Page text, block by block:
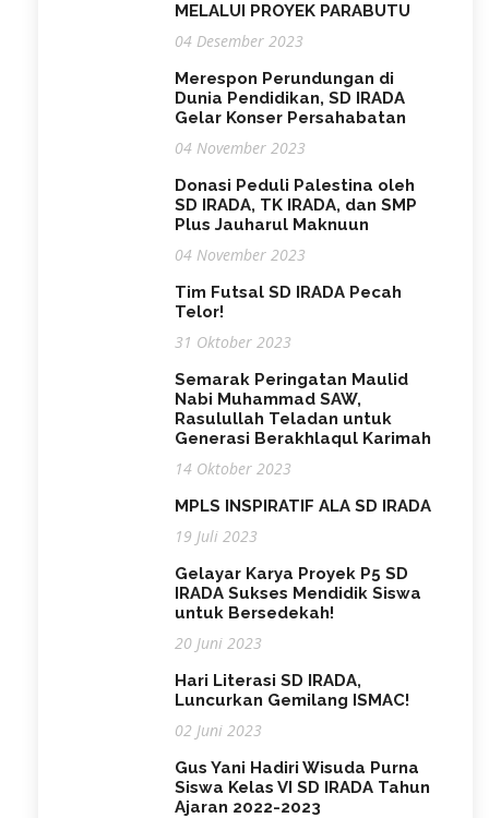
MELALUI PROYEK PARABUTU
04 Desember 2023
Merespon Perundungan di
Dunia Pendidikan, SD IRADA
Gelar Konser Persahabatan
04 November 2023
Donasi Peduli Palestina oleh
SD IRADA, TK IRADA, dan SMP
Plus Jauharul Maknuun
04 November 2023
Tim Futsal SD IRADA Pecah
Telor!
31 Oktober 2023
Semarak Peringatan Maulid
Nabi Muhammad SAW,
Rasulullah Teladan untuk
Generasi Berakhlaqul Karimah
14 Oktober 2023
MPLS INSPIRATIF ALA SD IRADA
19 Juli 2023
Gelayar Karya Proyek P5 SD
IRADA Sukses Mendidik Siswa
untuk Bersedekah!
20 Juni 2023
Hari Literasi SD IRADA,
Luncurkan Gemilang ISMAC!
02 Juni 2023
Gus Yani Hadiri Wisuda Purna
Siswa Kelas VI SD IRADA Tahun
Ajaran 2022-2023